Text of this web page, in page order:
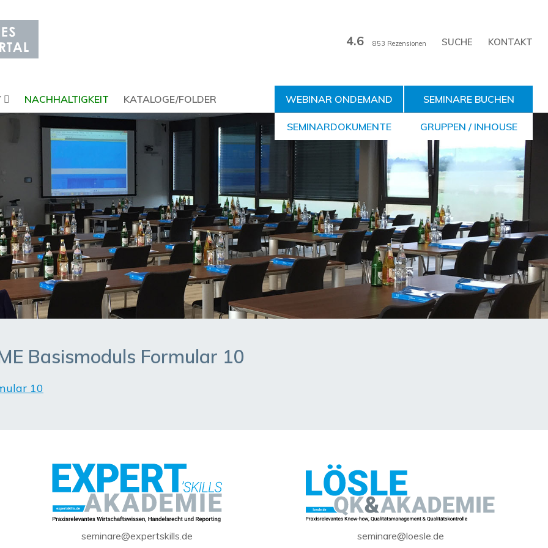
KONTAKT
4.6 853 Rezensionen
NACHHALTIGKEIT KATALOGE/FOLDER WEBINAR ONDEMAND
SEMINARDOKUMENTE
SEMINARE BUCHEN
GRUPPEN / INHOUSE
Basismoduls Formular 10
10
seminare@expertskills.de seminare@loesle.de